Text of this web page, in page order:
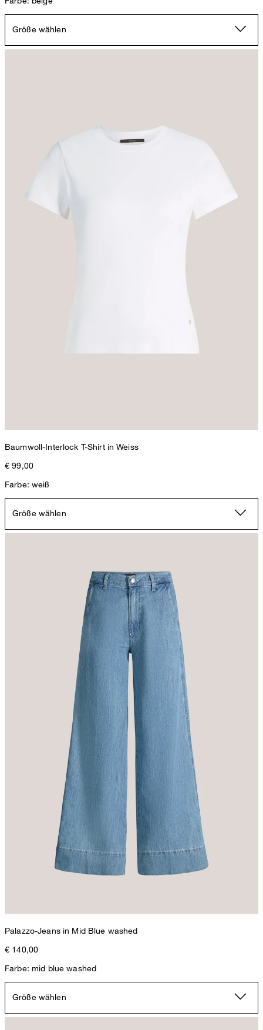
Größe wählen
Baumwoll-Interlock T-Shirt in Weiss
€ 99,00
Farbe: weiß
Größe wählen
Palazzo-Jeans in Mid Blue washed
€ 140,00
Farbe: mid blue washed
Größe wählen